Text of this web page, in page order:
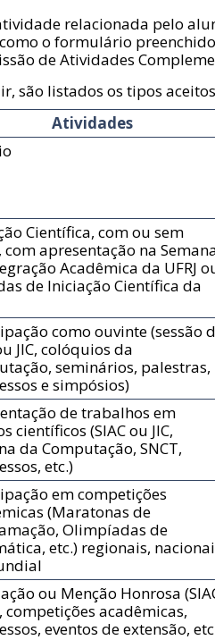
relacionada pelo
o formulário
de Atividades
são listados os tipos
Atividades
Científica, com ou sem
com apresentação na
Acadêmica da UFRJ
de Iniciação Científica da
como ouvinte (sessão
JIC, colóquios da
seminários, palestras,
e simpósios)
de trabalhos em
científicos (SIAC ou JIC,
da Computação, SNCT,
etc.)
em competições
(Maratonas de
Olimpíadas de
etc.) regionais,
ou Menção Honrosa
competições acadêmicas,
eventos de extensão,